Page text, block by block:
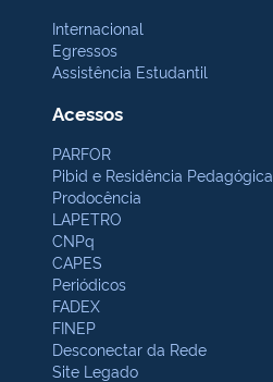
Internacional
Egressos
Assistência Estudantil
Acessos
PARFOR
Pibid e Residência Pedagógica
Prodocência
LAPETRO
CNPq
CAPES
Periódicos
FADEX
FINEP
Desconectar da Rede
Site Legado